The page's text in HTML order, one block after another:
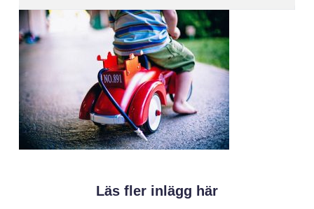
Läs fler inlägg här